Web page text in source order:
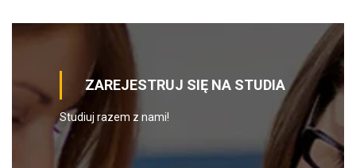
ZAREJESTRUJ SIĘ NA STUDIA
Studiuj razem z nami!